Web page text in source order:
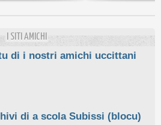
I SITI AMICHI
di i nostri amichi uccittani
di a scola Subissi (blocu)